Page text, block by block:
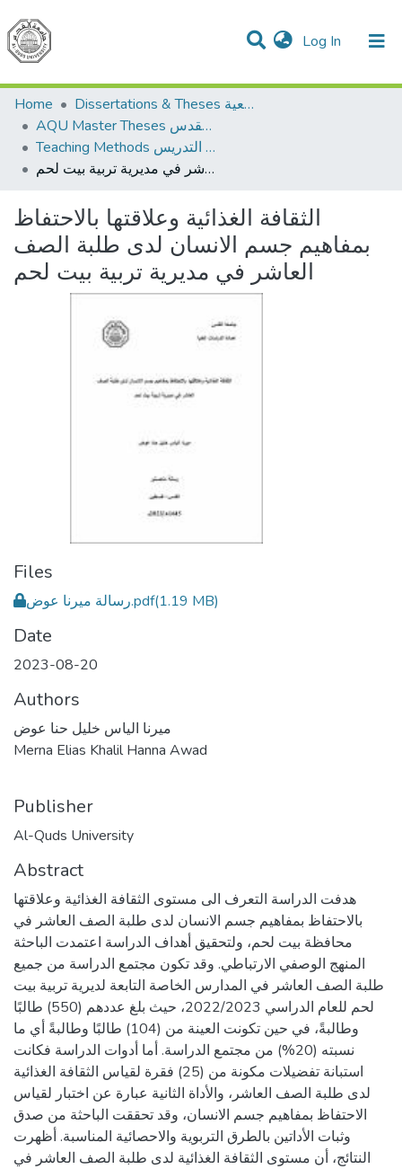
Log In (current)
Communities & Collections
All of DSpace
Home
Dissertations & Theses الرسائل الجامعية
AQU Master Theses الرسائل الجامعية الخاصة بجامعة القدس
Teaching Methods أساليب التدريس
الثقافة الغذائية وعلاقتها بالاحتفاظ بمفاهيم جسم الانسان لدى طلبة الصف العاشر في مديرية تربية بيت لحم
الثقافة الغذائية وعلاقتها بالاحتفاظ
بمفاهيم جسم الانسان لدى طلبة الصف
العاشر في مديرية تربية بيت لحم
Files
رسالة ميرنا عوض.pdf(1.19 MB)
Date
2023-08-20
Authors
ميرنا الياس خليل حنا عوض
Merna Elias Khalil Hanna Awad
Publisher
Al-Quds University
Abstract
هدفت الدراسة التعرف الى مستوى الثقافة الغذائية وعلاقتها
بالاحتفاظ بمفاهيم جسم الانسان لدى طلبة الصف العاشر في
محافظة بيت لحم، ولتحقيق أهداف الدراسة اعتمدت الباحثة
المنهج الوصفي الارتباطي. وقد تكون مجتمع الدراسة من جميع
طلبة الصف العاشر في المدارس الخاصة التابعة لديرية تربية بيت
لحم للعام الدراسي 2022/2023، حيث بلغ عددهم (550) طالبًا
وطالبةً، في حين تكونت العينة من (104) طالبًا وطالبةً أي ما
نسبته (20%) من مجتمع الدراسة. أما أدوات الدراسة فكانت
استبانة تفضيلات مكونة من (25) فقرة لقياس الثقافة الغذائية
لدى طلبة الصف العاشر، والأداة الثانية عبارة عن اختبار لقياس
الاحتفاظ بمفاهيم جسم الانسان، وقد تحققت الباحثة من صدق
وثبات الأداتين بالطرق التربوية والاحصائية المناسبة. أظهرت
النتائج، أن مستوى الثقافة الغذائية لدى طلبة الصف العاشر في